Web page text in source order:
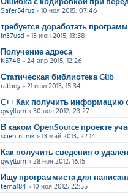
Safer54rus » 10 ноя 2015, 07:46
требуется доработать
in37usd » 13 июн 2015, 13:58
Получение адреса
K5748 » 24 апр 2015, 12:26
Статическая библиотека Glib
ratboy» 21 июл 2013, 15:34
C++ Как получить информацию
gwyllum » 30 ноя 2012, 23:27
В каком OpenSource проекте
scientistnik » 13 май 2013, 22:14
Как получить сведения о
gwyllum » 28 ноя 2012, 16:15
Ищу программиста для
tema184 » 10 ноя 2012, 22:55